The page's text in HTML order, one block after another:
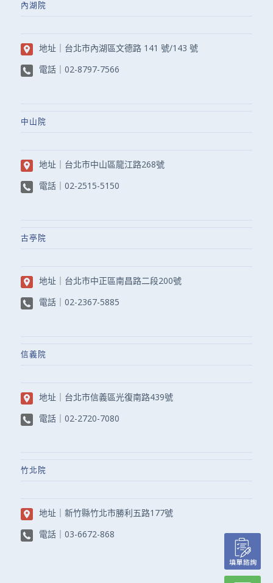
內湖院
地址｜ 台北市內湖區文德路 141 號/143 號
電話｜ 02-8797-7566
中山院
地址｜ 台北市中山區龍江路268號
電話｜ 02-2515-5150
古亭院
地址｜ 台北市中正區南昌路二段200號
電話｜ 02-2367-5885
信義院
地址｜ 台北市信義區光復南路439號
電話｜ 02-2720-7080
竹北院
地址｜ 新竹縣竹北市勝利五路177號
電話｜ 03-6672-868